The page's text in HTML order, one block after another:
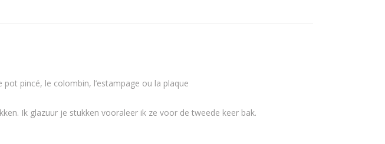
pincé, le colombin, l’estampage ou la plaque
Ik glazuur je stukken vooraleer ik ze voor de tweede keer bak.